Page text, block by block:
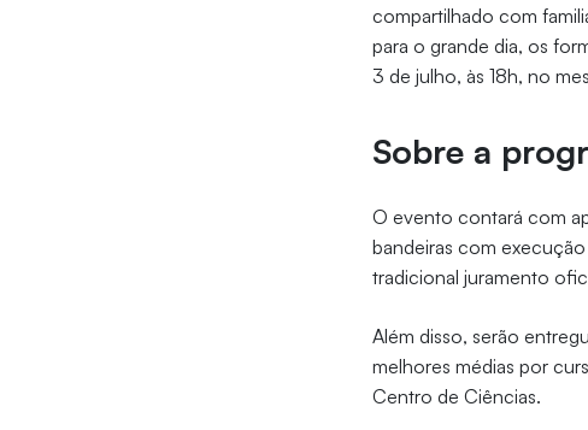
compartilhado com
para o grande dia, os
3 de julho, às 18h, no
Sobre a
O evento contará com
bandeiras com
tradicional juramento
Além disso, serão
melhores médias por
Centro de Ciências.